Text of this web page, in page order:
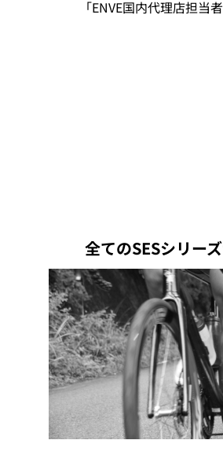
「ENVE国内代理店担
全てのSESシリー